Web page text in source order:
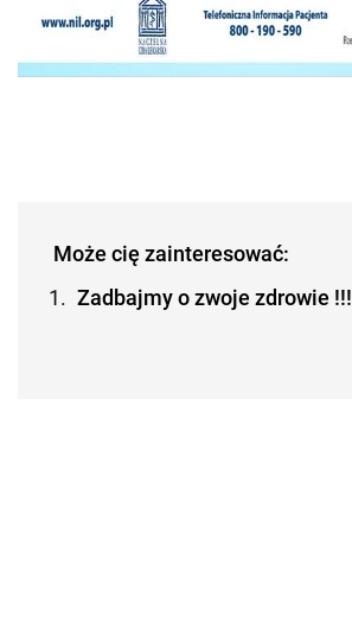
Może cię zainteresować:
Zadbajmy o zwoje zdrowie !!!